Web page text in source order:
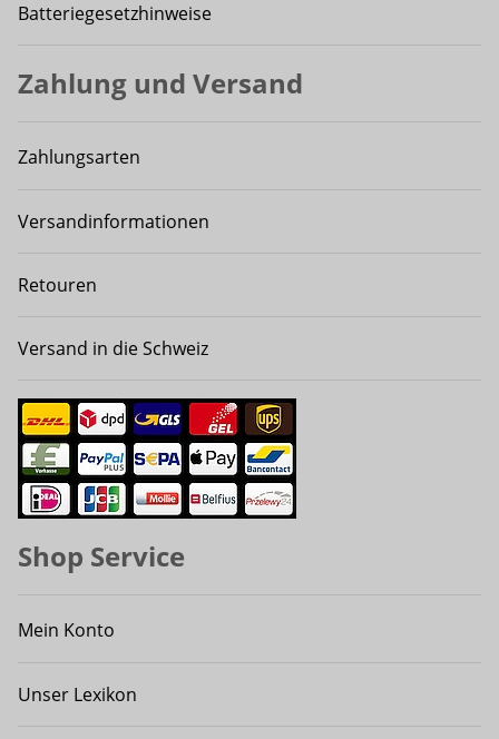
Batteriegesetzhinweise
Zahlung und Versand
Zahlungsarten
Versandinformationen
Retouren
Versand in die Schweiz
Shop Service
Mein Konto
Unser Lexikon